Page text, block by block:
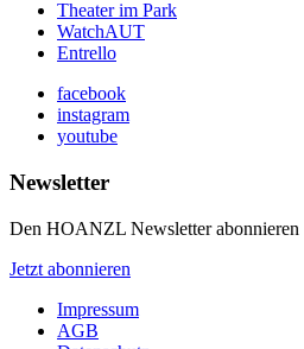
Theater im Park
WatchAUT
Entrello
facebook
instagram
youtube
Newsletter
Den HOANZL Newsletter abonnieren
Jetzt abonnieren
Impressum
AGB